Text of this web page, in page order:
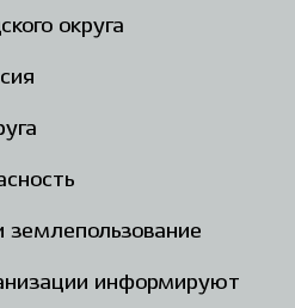
округа
землепользование
информируют